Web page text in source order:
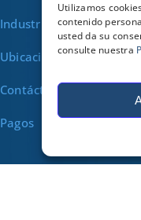
Utilizamos
contenido
usted da su
consulte nuestra
Industrias
Ubicaciones
Contáctenos
Pagos